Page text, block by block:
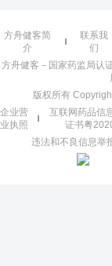
方舟健客简
介
联系我
们
方舟健客－国家药监局认
版权所有
企业营
业执照
互联网药品信
证书粤
违法和不良信息举